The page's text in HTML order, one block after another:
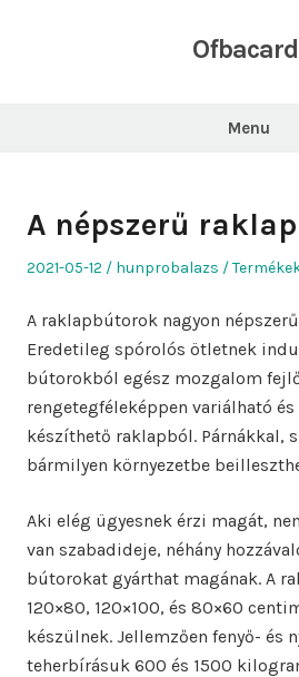
Menu
A népszerű
Posted
2021-05-12 Author
hunprobalazs
Posted
A raklapbútorok nagyon
Eredetileg spórolós ötletnek
bútorokból egész mozgalom
rengetegféleképpen variálható
készíthető raklapból. Párnákkal,
bármilyen környezetbe
Aki elég ügyesnek érzi magát,
van szabadideje, néhány
bútorokat gyárthat magának. A
120×80, 120×100, és 80×60
készülnek. Jellemzően fenyő- és
teherbírásuk 600 és 1500